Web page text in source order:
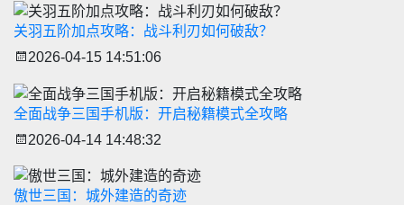
关羽五阶加点攻略：战斗利刃如何破敌？
2026-04-15 14:51:06
全面战争三国手机版：开启秘籍模式全攻略
2026-04-14 14:48:32
傲世三国：城外建造的奇迹